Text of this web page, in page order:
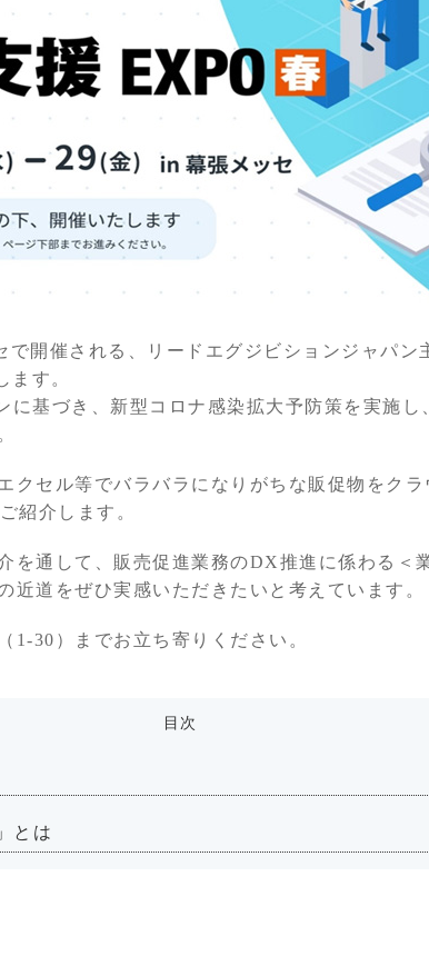
で開催される、リードエグジビションジャパン
ます。
に基づき、新型コロナ感染拡大予防策を実施し
クセル等でバラバラになりがちな販促物をク
紹介します。
を通して、販売促進業務のDX推進に係わる＜
近道をぜひ実感いただきたいと考えています。
1-30）までお立ち寄りください。
目次
とは